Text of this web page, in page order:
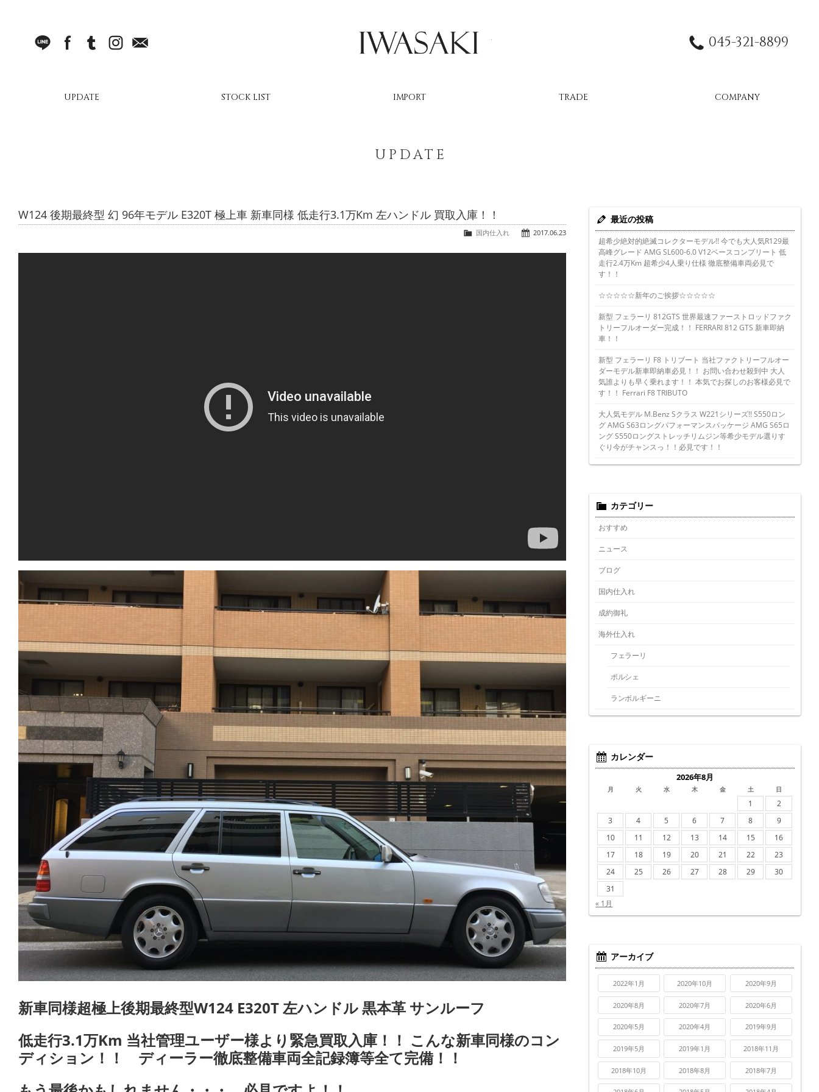
LINE facebookTumblr Instagram 045-321-8899
UPDATE STOCK LIST IMPORT TRADE COMPANY
UPDATE
W124 後期最終型 幻 96年モデル E320T 極上車 新車同様 低走行3.1万Km 左ハンドル 買取入庫！！
2017.06.23
国内仕入れ
新車同様超極上後期最終型W124 E320T 左ハンドル 黒本革 サンルーフ
低走行3.1万Km 当社管理ユーザー様より緊急買取入庫！！ こんな新車同様のコン
ディション！！ ディーラー徹底整備車両全記録簿等全て完備！！
最近の投稿
超希少絶対的絶滅コレクターモデル!! 今でも大人気R129最
高峰グレード AMG SL600-6.0 V12ベースコンプリート 低
走行2.4万Km 超希少4人乗り仕様 徹底整備車両必見で
す！！
☆☆☆☆☆新年のご挨拶☆☆☆☆☆
新型 フェラーリ 812GTS 世界最速ファーストロッドファク
トリーフルオーダー完成！！ FERRARI 812 GTS 新車即納
車！！
新型 フェラーリ F8 トリブート 当社ファクトリーフルオー
ダーモデル新車即納車必見！！ お問い合わせ殺到中 大人
気誰よりも早く乗れます！！ 本気でお探しのお客様必見で
す！！ Ferrari F8 TRIBUTO
大人気モデル M.Benz Sクラス W221シリーズ!! S550ロン
グ AMG S63ロングパフォーマンスパッケージ AMG S65ロ
ング S550ロングストレッチリムジン等希少モデル選りす
ぐり今がチャンスっ！！必見です！！
カテゴリー
おすすめ
ニュース
ブログ
国内仕入れ
成約御礼
海外仕入れ
フェラーリ
ポルシェ
ランボルギーニ
カレンダー
2026年8月
月 火 水 木 金 土 日
1
2
3
4 5 6 7 8
9
10
11 12 13 14 15
16
17
18 19 20 21 22
23
24
25 26 27 28 29
30
31
« 1月
アーカイブ
2022年1月 2020年10月 2020年9月
2020年8月 2020年7月 2020年6月
2020年5月 2020年4月 2019年9月
2019年5月 2019年1月 2018年11月
2018年10月 2018年8月 2018年7月